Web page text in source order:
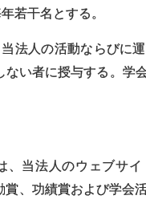
若干名とする。
人の活動ならびに
い者に授与する。学
当法人のウェブサ
賞、功績賞および学会